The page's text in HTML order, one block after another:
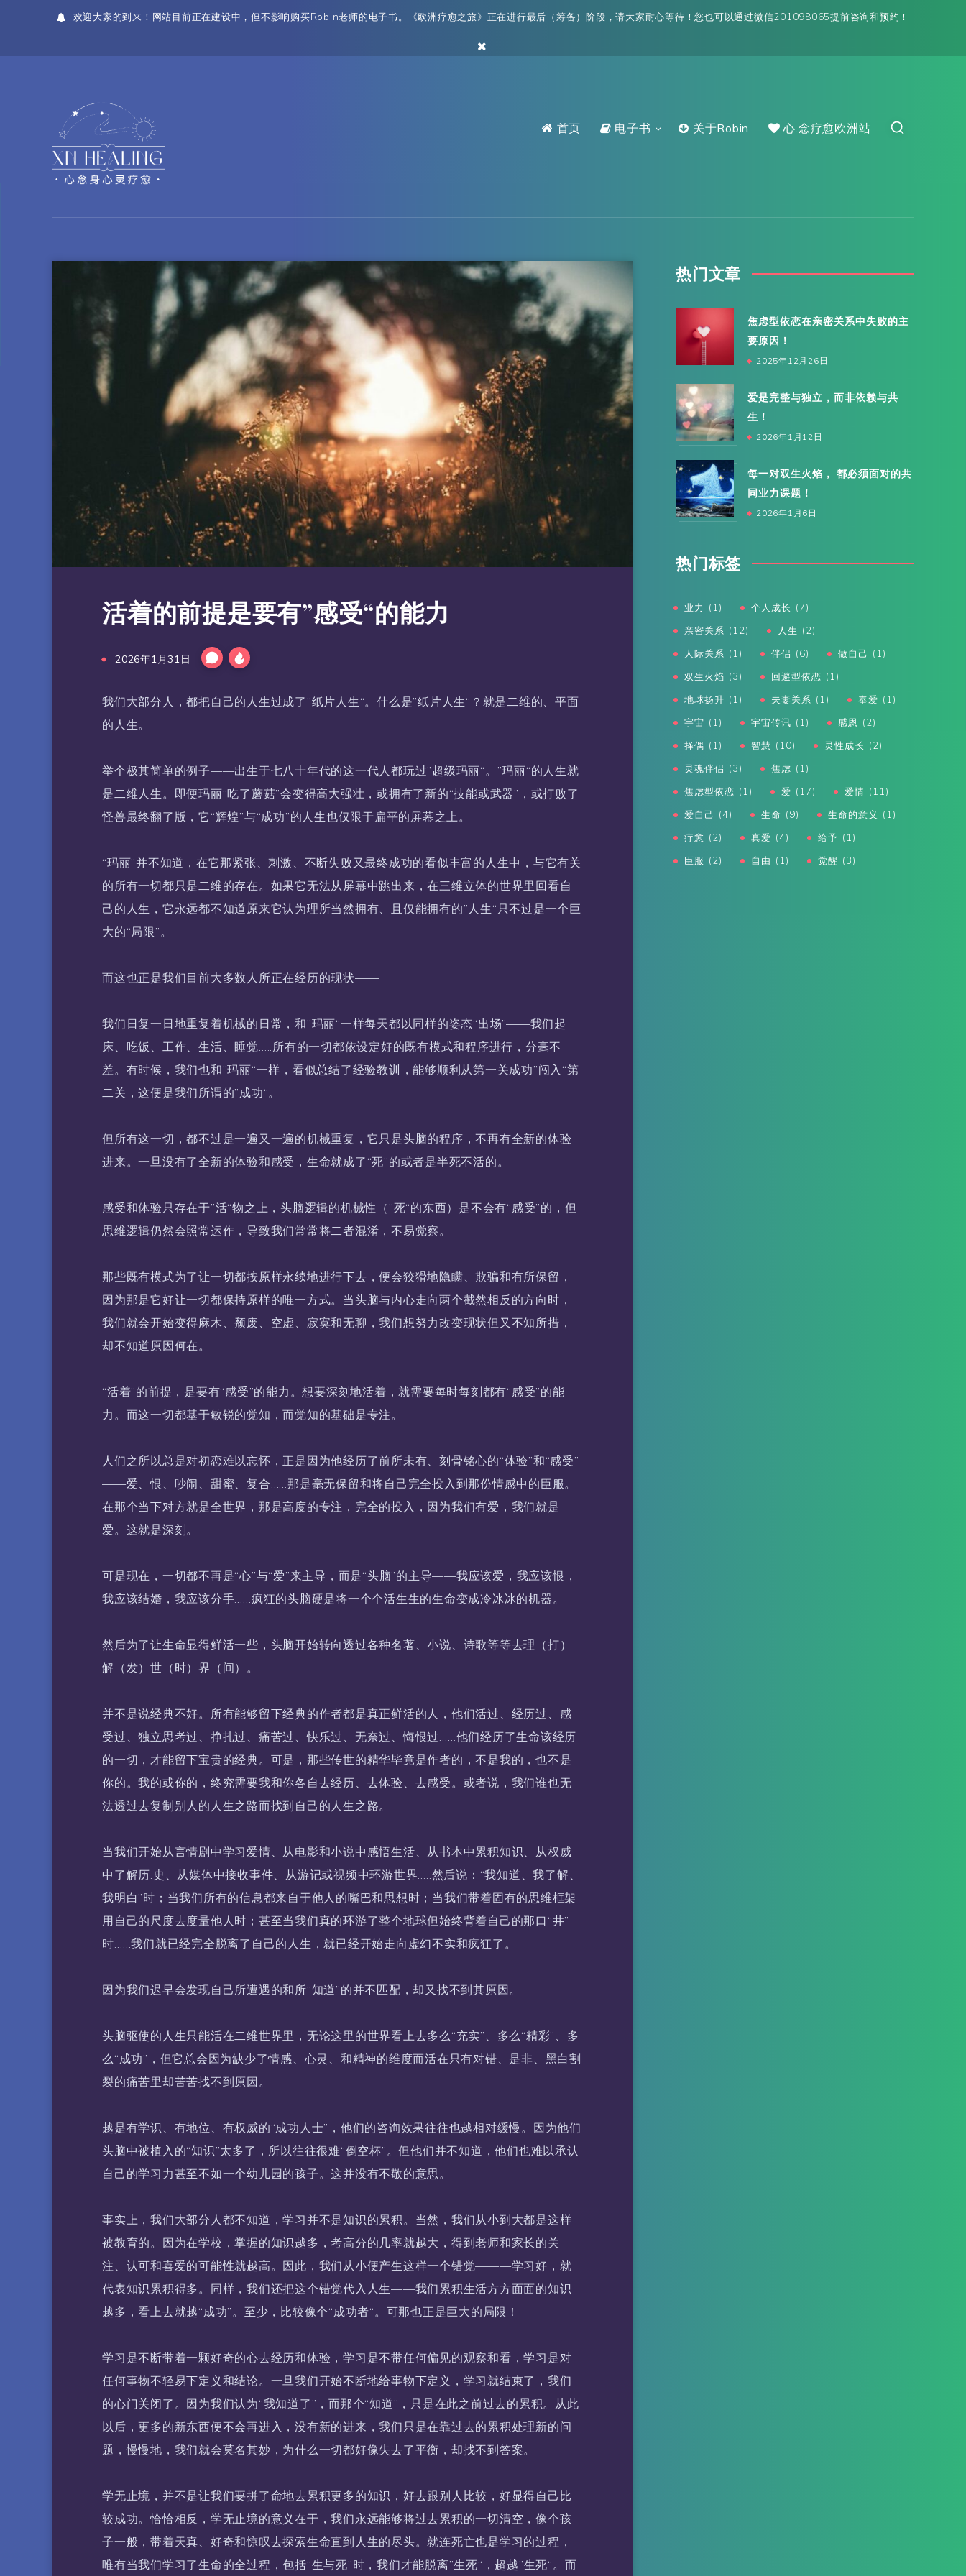
欢迎大家的到来！网站目前正在建设中，但不影响购买Robin老师的电子书。《欧洲疗愈之旅》正在进行最后（筹备）阶段，请大家耐心等待！您也可以通过微信201098065提前咨询和预约！
首页 电子书 关于Robin 心.念疗愈欧洲站
活着的前提是要有”感受“的能力
2026年1月31日
我们大部分人，都把自己的人生过成了”纸片人生“。什么是”纸片人生“？就是二维的、平面
的人生。
举个极其简单的例子——出生于七八十年代的这一代人都玩过”超级玛丽“。”玛丽“的人生就
是二维人生。即便玛丽“吃了蘑菇”会变得高大强壮，或拥有了新的“技能或武器”，或打败了
怪兽最终翻了版，它“辉煌”与“成功”的人生也仅限于扁平的屏幕之上。
“玛丽”并不知道，在它那紧张、刺激、不断失败又最终成功的看似丰富的人生中，与它有关
的所有一切都只是二维的存在。如果它无法从屏幕中跳出来，在三维立体的世界里回看自
己的人生，它永远都不知道原来它认为理所当然拥有、且仅能拥有的”人生“只不过是一个巨
大的“局限”。
而这也正是我们目前大多数人所正在经历的现状——
我们日复一日地重复着机械的日常，和”玛丽“一样每天都以同样的姿态“出场”——我们起
床、吃饭、工作、生活、睡觉…..所有的一切都依设定好的既有模式和程序进行，分毫不
差。有时候，我们也和”玛丽“一样，看似总结了经验教训，能够顺利从第一关成功”闯入“第
二关，这便是我们所谓的”成功“。
但所有这一切，都不过是一遍又一遍的机械重复，它只是头脑的程序，不再有全新的体验
进来。一旦没有了全新的体验和感受，生命就成了“死”的或者是半死不活的。
感受和体验只存在于”活“物之上，头脑逻辑的机械性（”死“的东西）是不会有“感受”的，但
思维逻辑仍然会照常运作，导致我们常常将二者混淆，不易觉察。
那些既有模式为了让一切都按原样永续地进行下去，便会狡猾地隐瞒、欺骗和有所保留，
因为那是它好让一切都保持原样的唯一方式。当头脑与内心走向两个截然相反的方向时，
我们就会开始变得麻木、颓废、空虚、寂寞和无聊，我们想努力改变现状但又不知所措，
却不知道原因何在。
“活着”的前提，是要有“感受”的能力。想要深刻地活着，就需要每时每刻都有“感受”的能
力。而这一切都基于敏锐的觉知，而觉知的基础是专注。
人们之所以总是对初恋难以忘怀，正是因为他经历了前所未有、刻骨铭心的“体验”和“感受”
——爱、恨、吵闹、甜蜜、复合……那是毫无保留和将自己完全投入到那份情感中的臣服。
在那个当下对方就是全世界，那是高度的专注，完全的投入，因为我们有爱，我们就是
爱。这就是深刻。
可是现在，一切都不再是“心”与“爱”来主导，而是“头脑”的主导——我应该爱，我应该恨，
我应该结婚，我应该分手……疯狂的头脑硬是将一个个活生生的生命变成冷冰冰的机器。
然后为了让生命显得鲜活一些，头脑开始转向透过各种名著、小说、诗歌等等去理（打）
解（发）世（时）界（间）。
并不是说经典不好。所有能够留下经典的作者都是真正鲜活的人，他们活过、经历过、感
受过、独立思考过、挣扎过、痛苦过、快乐过、无奈过、悔恨过……他们经历了生命该经历
的一切，才能留下宝贵的经典。可是，那些传世的精华毕竟是作者的，不是我的，也不是
你的。我的或你的，终究需要我和你各自去经历、去体验、去感受。或者说，我们谁也无
法透过去复制别人的人生之路而找到自己的人生之路。
当我们开始从言情剧中学习爱情、从电影和小说中感悟生活、从书本中累积知识、从权威
中了解历.史、从媒体中接收事件、从游记或视频中环游世界…..然后说：“我知道、我了解、
我明白”时；当我们所有的信息都来自于他人的嘴巴和思想时；当我们带着固有的思维框架
用自己的尺度去度量他人时；甚至当我们真的环游了整个地球但始终背着自己的那口“井”
时……我们就已经完全脱离了自己的人生，就已经开始走向虚幻不实和疯狂了。
因为我们迟早会发现自己所遭遇的和所“知道”的并不匹配，却又找不到其原因。
头脑驱使的人生只能活在二维世界里，无论这里的世界看上去多么“充实”、多么“精彩”、多
么“成功”，但它总会因为缺少了情感、心灵、和精神的维度而活在只有对错、是非、黑白割
裂的痛苦里却苦苦找不到原因。
越是有学识、有地位、有权威的“成功人士”，他们的咨询效果往往也越相对缓慢。因为他们
头脑中被植入的“知识”太多了，所以往往很难“倒空杯”。但他们并不知道，他们也难以承认
自己的学习力甚至不如一个幼儿园的孩子。这并没有不敬的意思。
事实上，我们大部分人都不知道，学习并不是知识的累积。当然，我们从小到大都是这样
被教育的。因为在学校，掌握的知识越多，考高分的几率就越大，得到老师和家长的关
注、认可和喜爱的可能性就越高。因此，我们从小便产生这样一个错觉———学习好，就
代表知识累积得多。同样，我们还把这个错觉代入人生——我们累积生活方方面面的知识
越多，看上去就越“成功”。至少，比较像个“成功者“。可那也正是巨大的局限！
学习是不断带着一颗好奇的心去经历和体验，学习是不带任何偏见的观察和看，学习是对
任何事物不轻易下定义和结论。一旦我们开始不断地给事物下定义，学习就结束了，我们
的心门关闭了。因为我们认为“我知道了”，而那个“知道”，只是在此之前过去的累积。从此
以后，更多的新东西便不会再进入，没有新的进来，我们只是在靠过去的累积处理新的问
题，慢慢地，我们就会莫名其妙，为什么一切都好像失去了平衡，却找不到答案。
学无止境，并不是让我们要拼了命地去累积更多的知识，好去跟别人比较，好显得自己比
较成功。恰恰相反，学无止境的意义在于，我们永远能够将过去累积的一切清空，像个孩
子一般，带着天真、好奇和惊叹去探索生命直到人生的尽头。就连死亡也是学习的过程，
唯有当我们学习了生命的全过程，包括“生与死”时，我们才能脱离”生死“，超越”生死“。而
热门文章
焦虑型依恋在亲密关系中失败的主
要原因！
2025年12月26日
爱是完整与独立，而非依赖与共
生！
2026年1月12日
每一对双生火焰， 都必须面对的共
同业力课题！
2026年1月6日
热门标签
业力 (1) 个人成长 (7)
亲密关系 (12) 人生 (2)
人际关系 (1) 伴侣 (6) 做自己 (1)
双生火焰 (3) 回避型依恋 (1)
地球扬升 (1) 夫妻关系 (1) 奉爱 (1)
宇宙 (1) 宇宙传讯 (1) 感恩 (2)
择偶 (1) 智慧 (10) 灵性成长 (2)
灵魂伴侣 (3) 焦虑 (1)
焦虑型依恋 (1) 爱 (17) 爱情 (11)
爱自己 (4) 生命 (9) 生命的意义
(1)
疗愈 (2) 真爱 (4) 给予 (1)
臣服 (2) 自由 (1) 觉醒 (3)